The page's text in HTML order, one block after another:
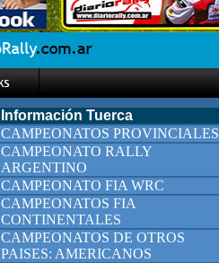
Información Tuerca
CAMPEONATOS PROVINCIALES
CAMPEONATO RALLY
ARGENTINO
CAMPEONATO FIA WRC
CAMPEONATOS FIA
CONTINENTALES
CAMPEONATOS DE OTROS
PAISES: AMERICANOS